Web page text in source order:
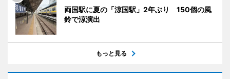
両国駅に夏の「涼国駅」2年ぶり 150個の風
鈴で涼演出
もっと見る